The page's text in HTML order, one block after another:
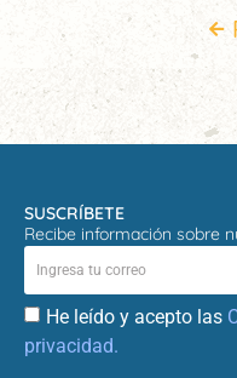
SUSCRÍBETE
Recibe información sobre
He leído y acepto las
privacidad.